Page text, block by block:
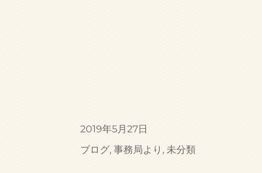
投
稿
2019年5月27日
カ
ブログ, 事務局より , 未分類